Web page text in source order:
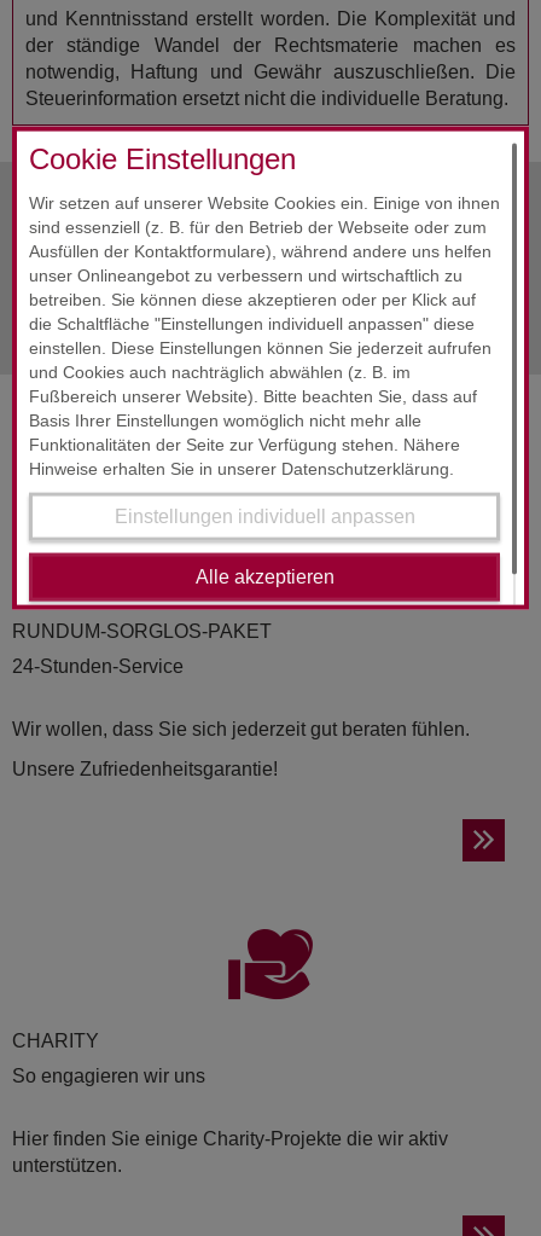
Cookie Einstellungen
Wir setzen auf unserer Website Cookies ein. Einige von ihnen
sind essenziell (z. B. für den Betrieb der Webseite oder zum
Ausfüllen der Kontaktformulare), während andere uns helfen
unser Onlineangebot zu verbessern und wirtschaftlich zu
betreiben. Sie können diese akzeptieren oder per Klick auf
die Schaltfläche "Einstellungen individuell anpassen" diese
einstellen. Diese Einstellungen können Sie jederzeit aufrufen
und Cookies auch nachträglich abwählen (z. B. im
Fußbereich unserer Website). Bitte beachten Sie, dass auf
Basis Ihrer Einstellungen womöglich nicht mehr alle
Funktionalitäten der Seite zur Verfügung stehen. Nähere
Hinweise erhalten Sie in unserer Datenschutzerklärung.
Einstellungen individuell anpassen
Alle akzeptieren
und Kenntnisstand erstellt worden. Die Komplexität und
der ständige Wandel der Rechtsmaterie machen es
notwendig, Haftung und Gewähr auszuschließen. Die
Steuerinformation ersetzt nicht die individuelle Beratung.
Alle InfosSeptember 2017
nächste InfoSeptember 2017
SERVICES & ENGAGEMENT
RUND­UM-SORG­LOS-PAKET
24-Stunden-Service
Wir wollen, dass Sie sich jederzeit gut beraten fühlen.
Unsere Zufriedenheitsgarantie!
CHA­RI­TY
So engagieren wir uns
Hier finden Sie einige Charity-Projekte die wir aktiv
unterstützen.